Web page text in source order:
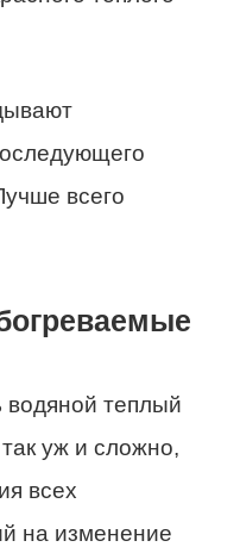
всего
водяной теплый
уж и сложно,
всех
на изменение